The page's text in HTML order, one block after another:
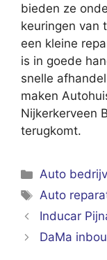
bieden ze
keuringen van
een kleine
is in goede
snelle
maken
Nijkerkerveen
terugkomt.
Categorieën
Auto
Tags
Auto
Inducar
DaMa